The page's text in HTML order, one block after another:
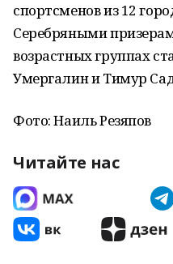
спортсменов из 12
Серебряными
возрастных группах
Умергалин и Тимур
Фото: Наиль Резяпов
Читайте нас